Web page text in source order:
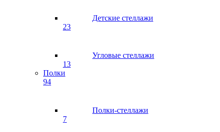
Детские стеллажи
23
Угловые стеллажи
13
Полки
94
Полки-стеллажи
7